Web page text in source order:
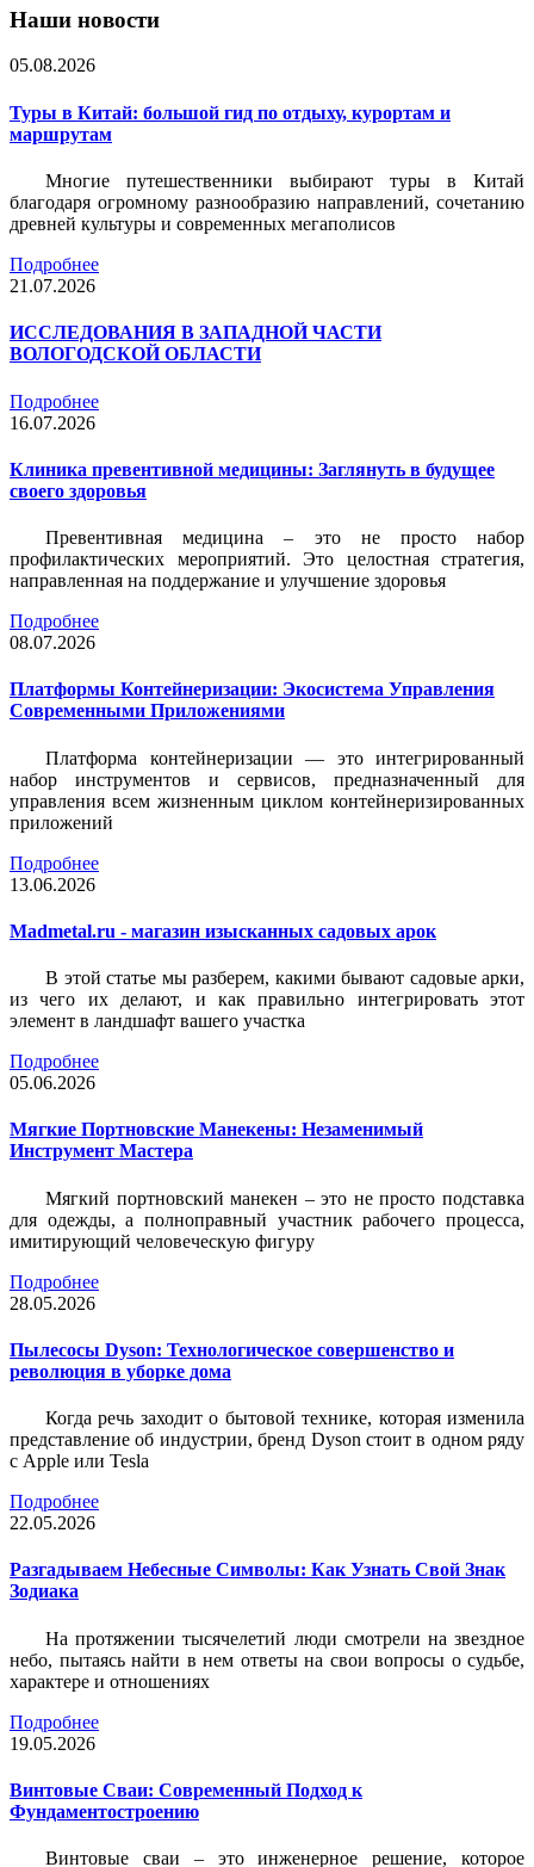
Наши новости
05.08.2026
Туры в Китай: большой гид по отдыху, курортам и
маршрутам
Многие путешественники выбирают туры в Китай
благодаря огромному разнообразию направлений, сочетанию
древней культуры и современных мегаполисов
Подробнее
21.07.2026
ИССЛЕДОВАНИЯ В ЗАПАДНОЙ ЧАСТИ
ВОЛОГОДСКОЙ ОБЛАСТИ
Подробнее
16.07.2026
Клиника превентивной медицины: Заглянуть в будущее
своего здоровья
Превентивная медицина – это не просто набор
профилактических мероприятий. Это целостная стратегия,
направленная на поддержание и улучшение здоровья
Подробнее
08.07.2026
Платформы Контейнеризации: Экосистема Управления
Современными Приложениями
Платформа контейнеризации — это интегрированный
набор инструментов и сервисов, предназначенный для
управления всем жизненным циклом контейнеризированных
приложений
Подробнее
13.06.2026
Madmetal.ru - магазин изысканных садовых арок
В этой статье мы разберем, какими бывают садовые арки,
из чего их делают, и как правильно интегрировать этот
элемент в ландшафт вашего участка
Подробнее
05.06.2026
Мягкие Портновские Манекены: Незаменимый
Инструмент Мастера
Мягкий портновский манекен – это не просто подставка
для одежды, а полноправный участник рабочего процесса,
имитирующий человеческую фигуру
Подробнее
28.05.2026
Пылесосы Dyson: Технологическое совершенство и
революция в уборке дома
Когда речь заходит о бытовой технике, которая изменила
представление об индустрии, бренд Dyson стоит в одном ряду
с Apple или Tesla
Подробнее
22.05.2026
Разгадываем Небесные Символы: Как Узнать Свой Знак
Зодиака
На протяжении тысячелетий люди смотрели на звездное
небо, пытаясь найти в нем ответы на свои вопросы о судьбе,
характере и отношениях
Подробнее
19.05.2026
Винтовые Сваи: Современный Подход к
Фундаментостроению
Винтовые сваи – это инженерное решение, которое